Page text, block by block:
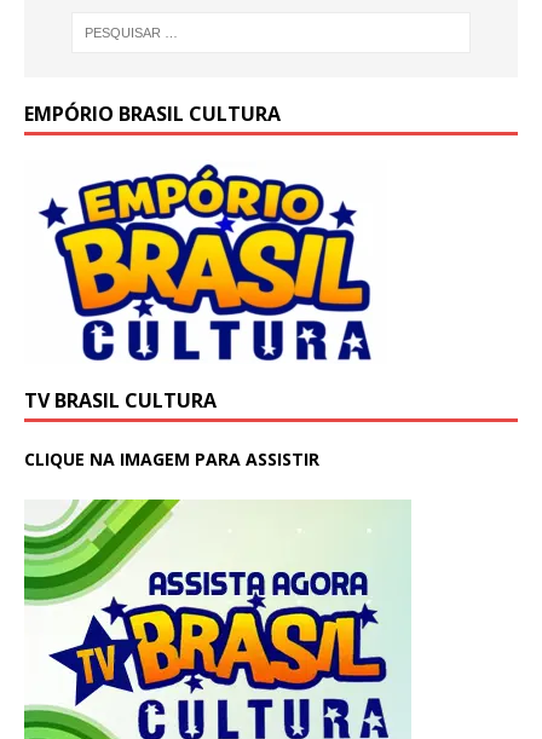
EMPÓRIO BRASIL CULTURA
TV BRASIL CULTURA
CLIQUE NA IMAGEM PARA ASSISTIR